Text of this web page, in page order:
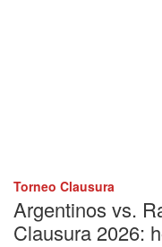
Torneo Clausura
Argentinos vs.
Clausura 2026: